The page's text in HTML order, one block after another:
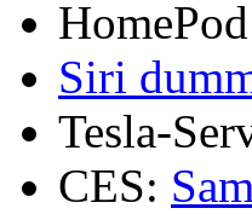
Siri
Tesla-
CES: